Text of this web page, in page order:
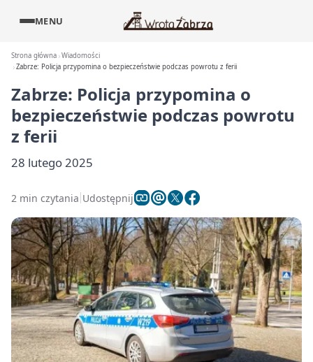
MENU
Strona główna Wiadomości
Zabrze: Policja przypomina o bezpieczeństwie podczas powrotu z ferii
Zabrze: Policja przypomina o
bezpieczeństwie podczas powrotu
z ferii
28 lutego 2025
2 min czytania Udostępnij